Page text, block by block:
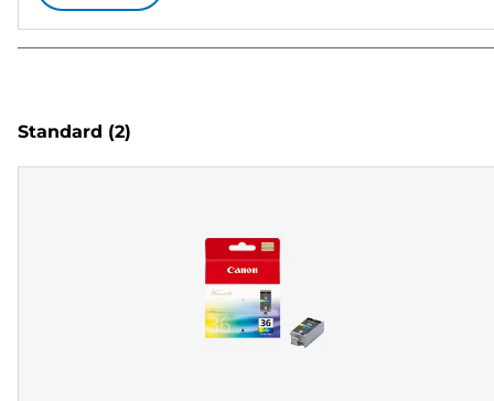
Standard (2)